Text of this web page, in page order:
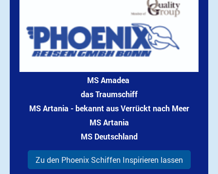
MS Amadea
das Traumschiff
MS Artania - bekannt aus Verrückt nach Meer
MS Artania
MS Deutschland
Zu den Phoenix Schiffen Inspirieren lassen